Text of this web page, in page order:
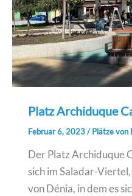
Platz Archiduque
Februar 6, 2023/Plätze von
Der Platz Archiduque
sich im Saladar-
von Dénia, in dem es